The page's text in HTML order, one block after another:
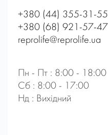
+380 (44) 355-31-55
+380 (68) 921-57-47
reprolife@reprolife.ua
Пн - Пт : 8:00 - 18:00
Сб : 8:00 - 17:00
Нд : Вихідний